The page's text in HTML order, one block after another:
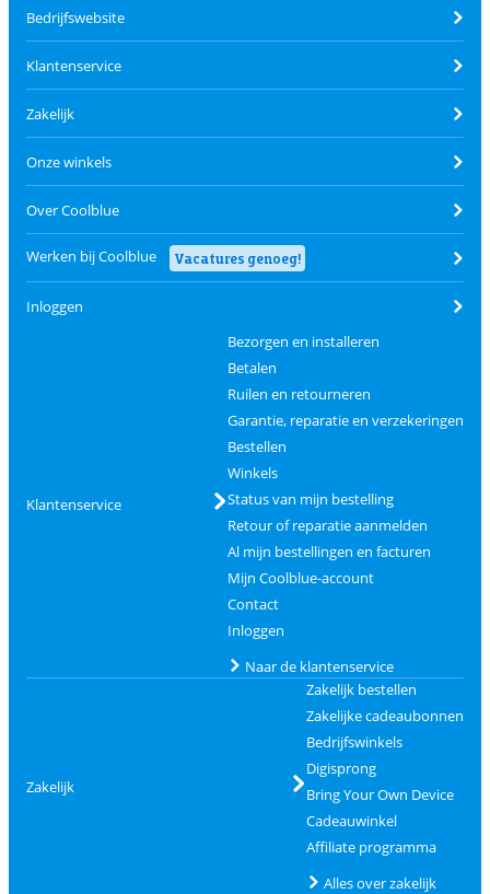
Bedrijfswebsite
Klantenservice
Zakelijk
Onze winkels
Over Coolblue
Werken bij Coolblue Vacatures genoeg!
Inloggen
Klantenservice
Bezorgen en installeren
Betalen
Ruilen en retourneren
Garantie, reparatie en verzekeringen
Bestellen
Winkels
Status van mijn bestelling
Retour of reparatie aanmelden
Al mijn bestellingen en facturen
Mijn Coolblue-account
Contact
Inloggen
Naar de klantenservice
Zakelijk
Zakelijk bestellen
Zakelijke cadeaubonnen
Bedrijfswinkels
Digisprong
Bring Your Own Device
Cadeauwinkel
Affiliate programma
Alles over zakelijk